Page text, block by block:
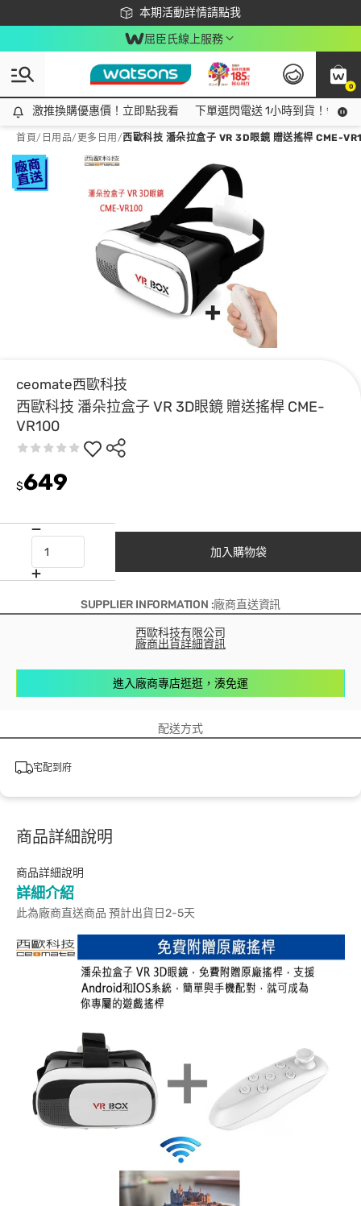
本期活動詳情請點我
下載app最高回饋$350
屈臣氏線上服務
0
激推換購優惠價！立即點我看
激推換購優惠價！立即點我看 下單選閃電送 1小時到貨！領神
首頁/ 日用品/ 更多日用 /西歐科技 潘朵拉盒子 VR 3D眼鏡 贈送搖桿 CME-
ceomate西歐科技
西歐科技 潘朵拉盒子 VR 3D眼鏡 贈送搖桿 CME-
VR100
$649
加入購物袋
SUPPLIER INFORMATION :廠商直送資訊
西歐科技有限公司
廠商出貨詳細資訊
進入廠商專店逛逛，湊免運
配送方式
宅配到府
商品詳細說明
商品詳細說明
詳細介紹
此為廠商直送商品 預計出貨日2-5天